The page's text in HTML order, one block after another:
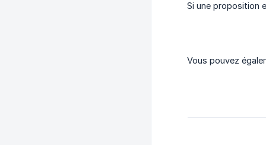
Si une proposition
Vous pouvez